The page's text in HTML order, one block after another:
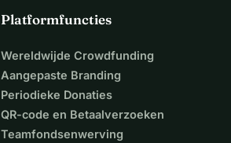
Platformfuncties
Wereldwijde Crowdfunding
Aangepaste Branding
Periodieke Donaties
QR-code en Betaalverzoeken
Teamfondsenwerving